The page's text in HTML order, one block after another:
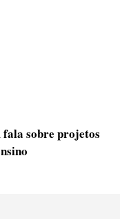
sobre projetos